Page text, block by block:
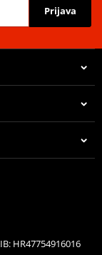
Prijava
HR47754916016